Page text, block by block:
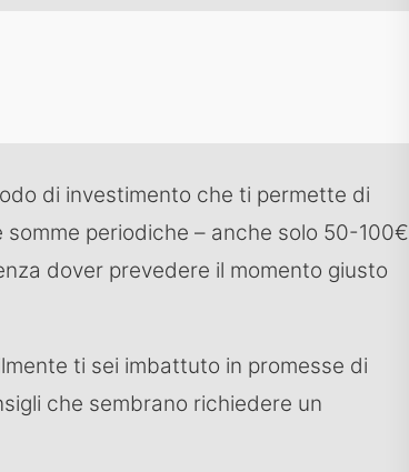
di investimento che ti permette di
periodiche – anche solo 50-100€
dover prevedere il momento giusto
ti sei imbattuto in promesse di
che sembrano richiedere un